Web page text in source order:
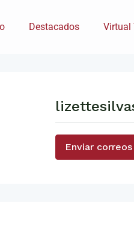
Destacados Virtual
Enviar